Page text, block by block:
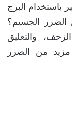
باستخدام البرج
الجسيم؟
والتعليق
مزيد من الضرر